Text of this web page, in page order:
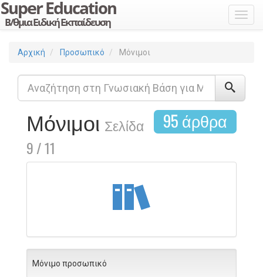
Αρχική Προσωπικό Μόνιμοι
95 άρθρα
Μόνιμοι Σελίδα
9 / 11
Μόνιμο προσωπικό